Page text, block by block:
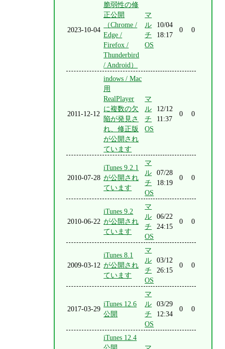
2023-10-04
脆弱性の修
正公開
（Chrome /
Edge /
Firefox /
Thunderbird
/ Android）
マ
ル
チ
OS
10/04
18:17
0 0
2011-12-12
indows / Mac
用
RealPlayer
に複数の欠
陥が発見さ
れ、修正版
が公開され
ています
マ
ル
チ
OS
12/12
11:37
0 0
2010-07-28
iTunes 9.2.1
が公開され
ています
マ
ル
チ
OS
07/28
18:19
0 0
2010-06-22
iTunes 9.2
が公開され
ています
マ
ル
チ
OS
06/22
24:15
0 0
2009-03-12
iTunes 8.1
が公開され
ています
マ
ル
チ
OS
03/12
26:15
0 0
2017-03-29
iTunes 12.6
公開
マ
ル
チ
OS
03/29
12:34
0 0
iTunes 12.4